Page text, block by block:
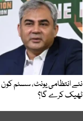
نئے انتظامی یونٹ، سسٹم کون
ٹھیک کرے گا؟